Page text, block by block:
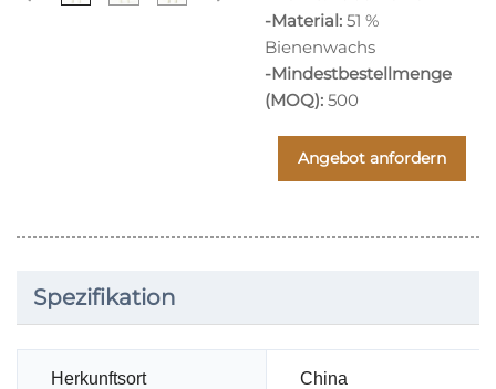
-Material: 51 %
Bienenwachs
-Mindestbestellmenge
(MOQ): 500
Angebot anfordern
Spezifikation
Herkunftsort China